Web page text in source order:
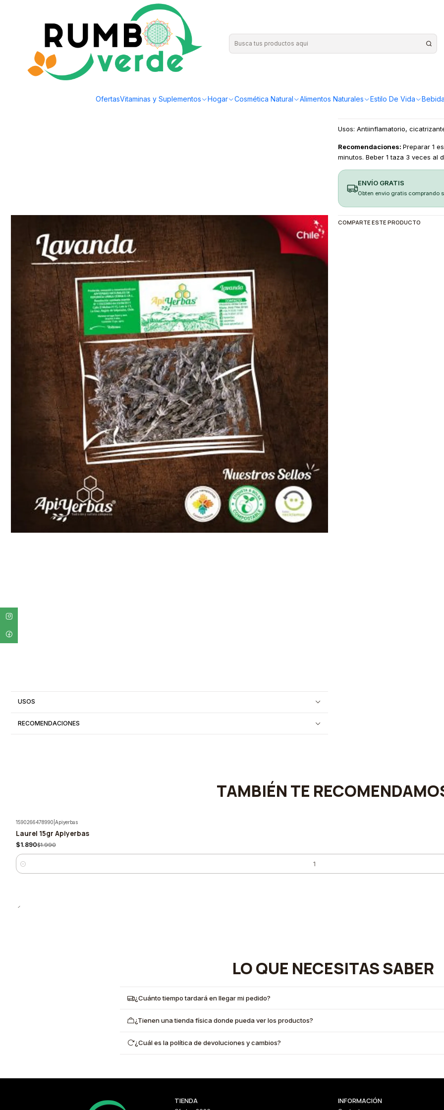
OfertasVitaminas y Suplementos Hogar Cosmética Natural Alimentos Naturales Estilo De Vida
Envío gratis por compras sobre los 59.990 en la provincia de Santiago
Plantas y Hierbas Hierbas Medicinales Lavanda 15gr Apiyerbas
USOS
RECOMENDACIONES
¡Compra más y
Usos: Antiinflamatorio,
Recomendaciones: Preparar 1
minutos. Beber 1 taza 3 veces al
ENVÍO GRATIS
Obten envio gratis comprando
COMPARTE ESTE PRODUCTO
TAMBIÉN TE
-5%
1590266478990 Apiyerbas
Laurel 15gr Apiyerbas
$1.890$1.990
Cantidad
LO QUE NECESITAS SABER
¿Cuánto tiempo tardará en llegar mi pedido?
¿Tienen una tienda física donde pueda ver los productos?
¿Cuál es la política de devoluciones y cambios?
TIENDA INFORMACIÓN